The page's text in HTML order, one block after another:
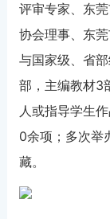
评审专家、东
协会理事、东
与国家级、省
部，主编教材3
人或指导学生
0余项；多次举
藏。